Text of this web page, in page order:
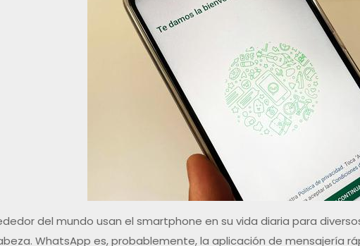
del mundo usan el smartphone en su vida diaria para
WhatsApp es, probablemente, la aplicación de mensajería